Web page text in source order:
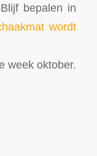
bepalen in
wordt
week oktober.